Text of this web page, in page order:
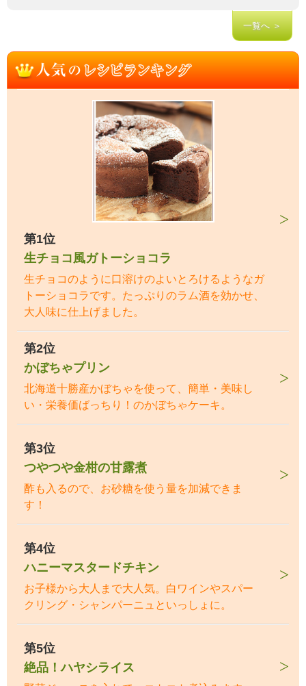
一覧へ ＞
第1位
生チョコ風ガトーショコラ
生チョコのように口溶けのよいとろけるようなガ
トーショコラです。たっぷりのラム酒を効かせ、
大人味に仕上げました。
第2位
かぼちゃプリン
北海道十勝産かぼちゃを使って、簡単・美味し
い・栄養価ばっちり！のかぼちゃケーキ。
第3位
つやつや金柑の甘露煮
酢も入るので、お砂糖を使う量を加減できま
す！
第4位
ハニーマスタードチキン
お子様から大人まで大人気。白ワインやスパー
クリング・シャンパーニュといっしょに。
第5位
絶品！ハヤシライス